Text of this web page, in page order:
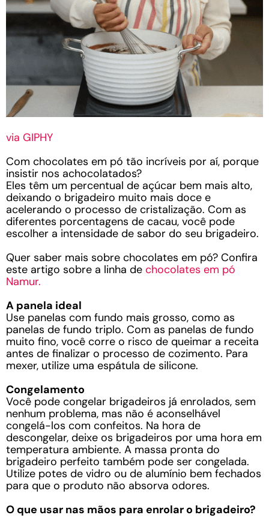
via GIPHY
Com chocolates em pó tão incríveis por aí, porque
insistir nos achocolatados?
Eles têm um percentual de açúcar bem mais alto,
deixando o brigadeiro muito mais doce e
acelerando o processo de cristalização. Com as
diferentes porcentagens de cacau, você pode
escolher a intensidade de sabor do seu brigadeiro.
Quer saber mais sobre chocolates em pó? Confira
este artigo sobre a linha de chocolates em pó
Namur.
A panela ideal
Use panelas com fundo mais grosso, como as
panelas de fundo triplo. Com as panelas de fundo
muito fino, você corre o risco de queimar a receita
antes de finalizar o processo de cozimento. Para
mexer, utilize uma espátula de silicone.
Congelamento
Você pode congelar brigadeiros já enrolados, sem
nenhum problema, mas não é aconselhável
congelá-los com confeitos. Na hora de
descongelar, deixe os brigadeiros por uma hora em
temperatura ambiente. A massa pronta do
brigadeiro perfeito também pode ser congelada.
Utilize potes de vidro ou de alumínio bem fechados
para que o produto não absorva odores.
O que usar nas mãos para enrolar o brigadeiro?